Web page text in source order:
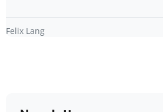
Felix Lang